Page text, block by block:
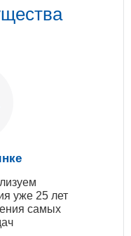
уже 25 лет
самых